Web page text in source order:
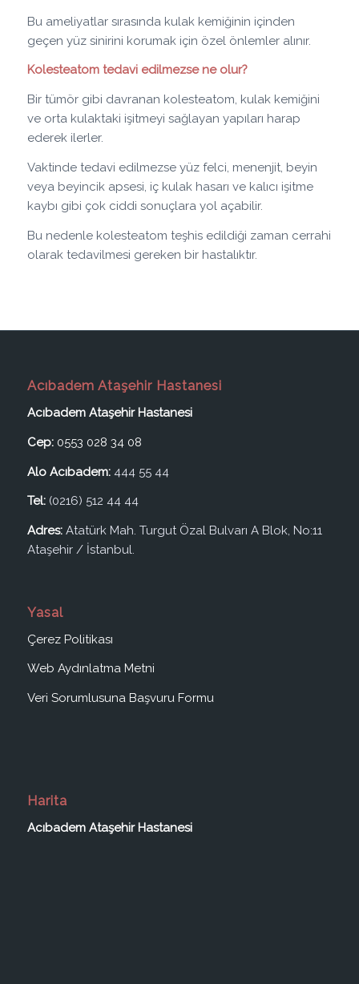
Bu ameliyatlar sırasında kulak kemiğinin içinden
geçen yüz sinirini korumak için özel önlemler alınır.
Kolesteatom tedavi edilmezse ne olur?
Bir tümör gibi davranan kolesteatom, kulak kemiğini
ve orta kulaktaki işitmeyi sağlayan yapıları harap
ederek ilerler.
Vaktinde tedavi edilmezse yüz felci, menenjit, beyin
veya beyincik apsesi, iç kulak hasarı ve kalıcı işitme
kaybı gibi çok ciddi sonuçlara yol açabilir.
Bu nedenle kolesteatom teşhis edildiği zaman cerrahi
olarak tedavilmesi gereken bir hastalıktır.
Acıbadem Ataşehir Hastanesi
Acıbadem Ataşehir Hastanesi
Cep: 0553 028 34 08
Alo Acıbadem:444 55 44
Tel:(0216) 512 44 44
Adres:Atatürk Mah. Turgut Özal Bulvarı A Blok, No:11
Ataşehir / İstanbul.
Yasal
Çerez Politikası
Web Aydınlatma Metni
Veri Sorumlusuna Başvuru Formu
Harita
Acıbadem Ataşehir Hastanesi